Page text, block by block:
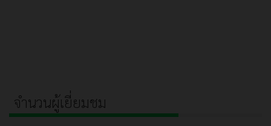
จำนวนผู้เยี่ยมชม